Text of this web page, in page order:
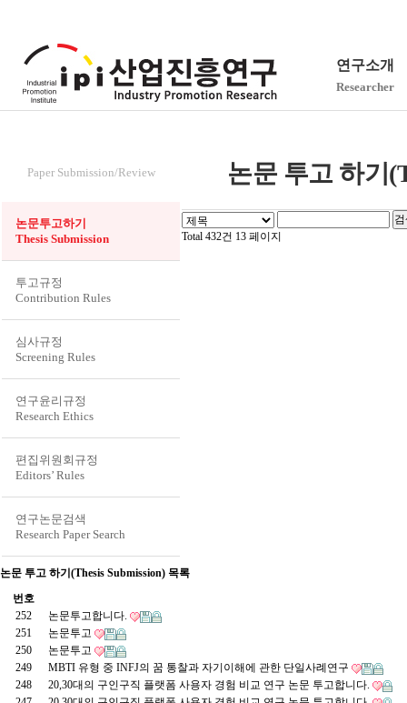
연구소개
Researcher
Paper Submission/Review
논문투고하기
Thesis Submission
투고규정
Contribution Rules
심사규정
Screening Rules
연구윤리규정
Research Ethics
편집위원회규정
Editors’ Rules
연구논문검색
Research Paper Search
논문 투고 하기
Total 432건 13 페이지
논문 투고 하기(Thesis Submission) 목록
번호
252
논문투고합니다.
251
논문투고
250
논문투고
249
MBTI 유형 중 INFJ의 꿈 통찰과 자기이해에 관한 단일사례연구
248
20,30대의 구인구직 플랫폼 사용자 경험 비교 연구 논문 투고합니다.